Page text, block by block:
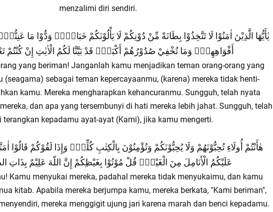
menzalimi diri sendiri.
يٰأَيُّهَا الَّذِيْنَ اٰمَنُوْا لَا تَتَّخِذُوْا بِطَانَةً مِّنْ دُوْنِكُمْ لَا يَأْلُوْنَكُمْ خَبَالًاۗ وَدُّوْا مَا
أَفْوَاهِهِمْۖ وَمَا تُخْفِيْ صُدُوْرُهُمْ أَكْبَرُۗ قَدْ بَيَّنَّا لَكُمُ الْاٰيٰتِ إِنْ كُنْتُمْ
yang beriman! Janganlah kamu menjadikan teman orang-orang yang
(seagama) sebagai teman kepercayaanmu, (karena) mereka tidak henti-
kamu. Mereka mengharapkan kehancuranmu. Sungguh, telah nyata
dan apa yang tersembunyi di hati mereka lebih jahat. Sungguh, telah
terangkan kepadamu ayat-ayat (Kami), jika kamu mengerti.
هٰأَنْتُمْ أُولَاءِ تُحِبُّوْنَهُمْ وَلَا يُحِبُّوْنَكُمْ وَتُؤْمِنُوْنَ بِالْكِتٰبِ كُلِّهٖۚ وَإِذَا لَقُوْكُمْ قَالُوْا
عَلَيْكُمُ الْأَنَامِلَ مِنَ الْغَيْظِۗ قُلْ مُوْتُوْا بِغَيْظِكُمْ إِنَّ اللّهَ عَلِيْمٌ بِذَاتِ
Kamu menyukai mereka, padahal mereka tidak menyukaimu, dan kamu
kitab. Apabila mereka berjumpa kamu, mereka berkata, "Kami beriman",
mereka menggigit ujung jari karena marah dan benci kepadamu.